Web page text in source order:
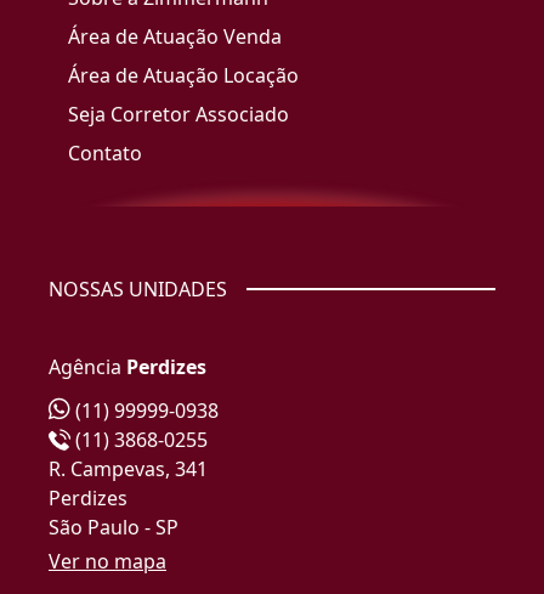
Área de Atuação Venda
Área de Atuação Locação
Seja Corretor Associado
Contato
NOSSAS UNIDADES
Agência Perdizes
(11) 99999-0938
(11) 3868-0255
R. Campevas, 341
Perdizes
São Paulo - SP
Ver no mapa